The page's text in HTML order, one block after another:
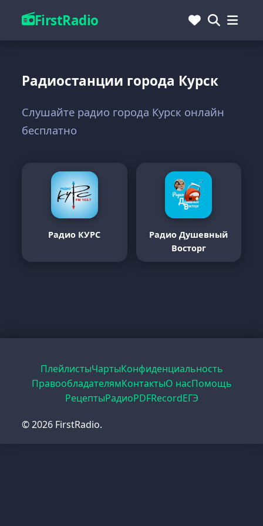
FirstRadio
Радиостанции города Курск
Слушайте радио города Курск онлайн
бесплатно
Радио КУРС
Радио Душевный
Восторг
ПлейлистыЧартыКонфиденциальность
ПравообладателямКонтактыО насПомощь
РецептыРадиоPDFRecordЕГЭ
© 2026 FirstRadio.